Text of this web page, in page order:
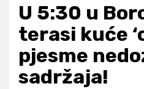
U 5:30 u
terasi kuće
pjesme
sadržaja!